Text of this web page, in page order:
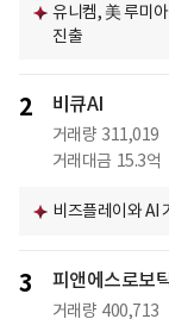
유니켐, 美 루미
진출
2 비큐AI
거래량 311,019
거래대금 15.3억
비즈플레이와 AI
3 피앤에스로보
거래량 400,713